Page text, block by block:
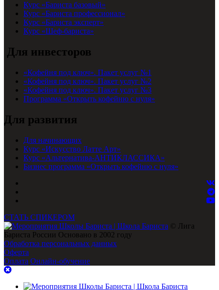
Курс «Бариста базовый»
Курс «Бариста профессионал»
Курс «Бариста эксперт»
Курс «Шеф-бариста»
Для инвесторов
«Кофейня под ключ». Пакет услуг №1
«Кофейня под ключ». Пакет услуг №2
«Кофейня под ключ». Пакет услуг №3
Программа «Открыть кофейню с нуля»
Для развития
Для начинающих
Курс «Искусство Латте Арт»
Курс «Альтернатива-АНТИКЛАССИКА»
Бизнес программа «Открыть кофейню с нуля»
СТАТЬ СПИКЕРОМ
© Лига
Бариста России Основано в 2002 году
Обработка персональных данных
Оферта
Оплата Онлайн-обучение